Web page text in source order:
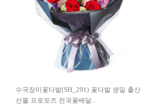
수국장미꽃다발(SH_291) 꽃다발 생일 출산
선물 프로포즈 전국꽃배달...